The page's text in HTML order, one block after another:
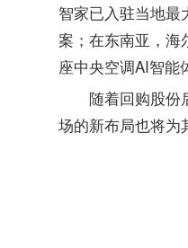
智家已入驻当地最
案；在东南亚，海
座中央空调AI智能
随着回购股份
场的新布局也将为